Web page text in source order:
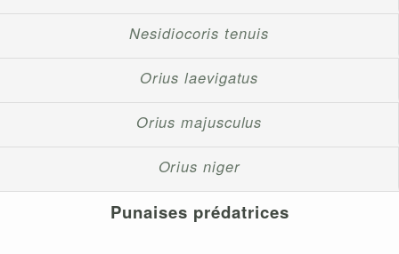
Nesidiocoris tenuis
Orius laevigatus
Orius majusculus
Orius niger
Punaises prédatrices